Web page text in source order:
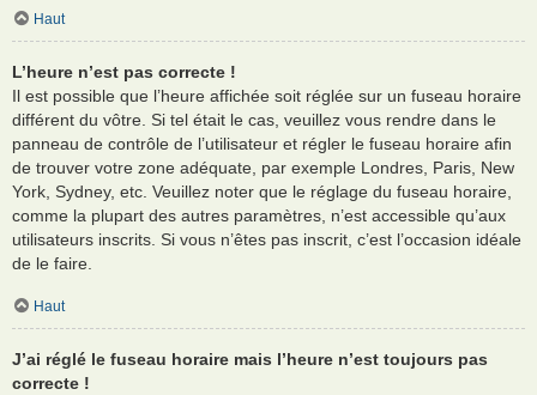
Haut
L’heure n’est pas correcte !
Il est possible que l’heure affichée soit réglée sur un fuseau horaire
différent du vôtre. Si tel était le cas, veuillez vous rendre dans le
panneau de contrôle de l’utilisateur et régler le fuseau horaire afin
de trouver votre zone adéquate, par exemple Londres, Paris, New
York, Sydney, etc. Veuillez noter que le réglage du fuseau horaire,
comme la plupart des autres paramètres, n’est accessible qu’aux
utilisateurs inscrits. Si vous n’êtes pas inscrit, c’est l’occasion idéale
de le faire.
Haut
J’ai réglé le fuseau horaire mais l’heure n’est toujours pas
correcte !